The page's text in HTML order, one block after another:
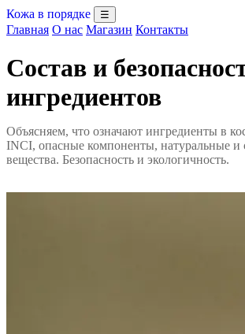
Кожа в порядке ☰
Главная О нас Магазин Контакты
Состав и
ингредиентов
Объясняем, что означают ингредиенты в
INCI, опасные компоненты, натуральные и
вещества. Безопасность и экологичность.